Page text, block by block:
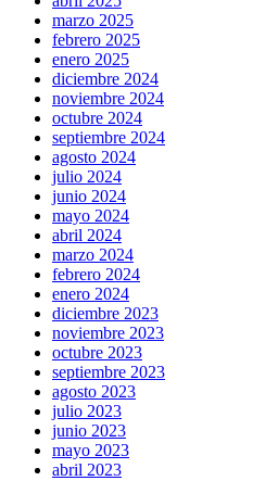
marzo 2025
febrero 2025
enero 2025
diciembre 2024
noviembre 2024
octubre 2024
septiembre 2024
agosto 2024
julio 2024
junio 2024
mayo 2024
abril 2024
marzo 2024
febrero 2024
enero 2024
diciembre 2023
noviembre 2023
octubre 2023
septiembre 2023
agosto 2023
julio 2023
junio 2023
mayo 2023
abril 2023